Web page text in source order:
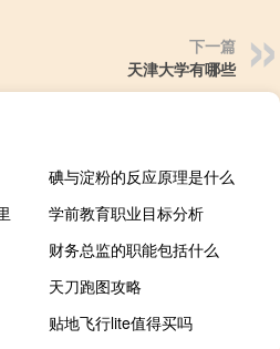
下一篇
天津大学有哪些
碘与淀粉的反应原理是什么
学前教育职业目标分析
财务总监的职能包括什么
天刀跑图攻略
贴地飞行lite值得买吗